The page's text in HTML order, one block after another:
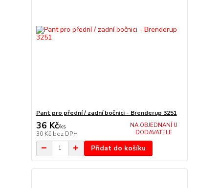
Pant pro přední / zadní bočnici - Brenderup 3251
36 Kč/ks
30 Kč bez DPH
NA OBJEDNANÍ U
DODAVATELE
Přidat do košíku